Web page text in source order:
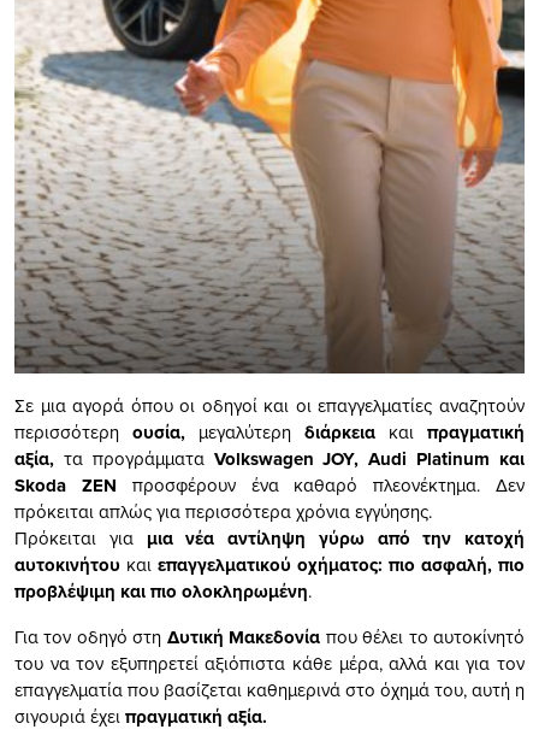
Σε μια αγορά όπου οι οδηγοί και οι επαγγελματίες αναζητούν
περισσότερη ουσία, μεγαλύτερη διάρκεια και πραγματική
αξία, τα προγράμματα Volkswagen JOY, Audi Platinum και
Skoda ZEN προσφέρουν ένα καθαρό πλεονέκτημα. Δεν
πρόκειται απλώς για περισσότερα χρόνια εγγύησης.
Πρόκειται για μια νέα αντίληψη γύρω από την κατοχή
αυτοκινήτου και επαγγελματικού οχήματος: πιο ασφαλή, πιο
προβλέψιμη και πιο ολοκληρωμένη.
Για τον οδηγό στη Δυτική Μακεδονία που θέλει το αυτοκίνητό
του να τον εξυπηρετεί αξιόπιστα κάθε μέρα, αλλά και για τον
επαγγελματία που βασίζεται καθημερινά στο όχημά του, αυτή η
σιγουριά έχειπραγματική αξία.